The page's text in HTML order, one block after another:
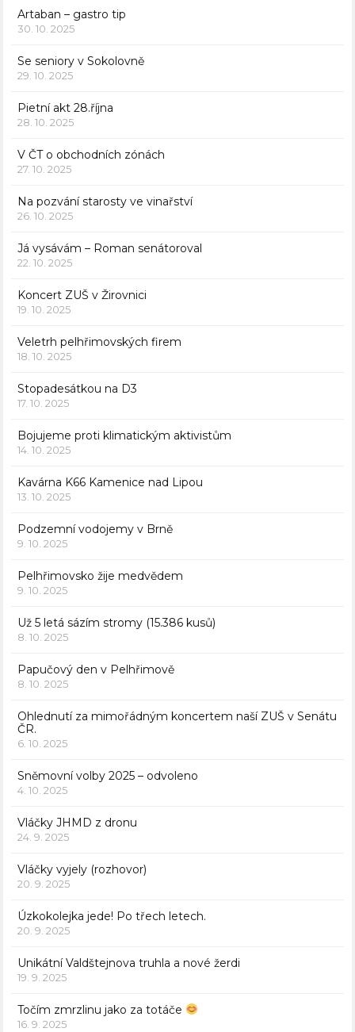
Artaban – gastro tip
30. 10. 2025
Se seniory v Sokolovně
29. 10. 2025
Pietní akt 28.října
28. 10. 2025
V ČT o obchodních zónách
27. 10. 2025
Na pozvání starosty ve vinařství
26. 10. 2025
Já vysávám – Roman senátoroval
22. 10. 2025
Koncert ZUŠ v Žirovnici
19. 10. 2025
Veletrh pelhřimovských firem
18. 10. 2025
Stopadesátkou na D3
17. 10. 2025
Bojujeme proti klimatickým aktivistům
14. 10. 2025
Kavárna K66 Kamenice nad Lipou
13. 10. 2025
Podzemní vodojemy v Brně
9. 10. 2025
Pelhřimovsko žije medvědem
9. 10. 2025
Už 5 letá sázím stromy (15.386 kusů)
8. 10. 2025
Papučový den v Pelhřimově
8. 10. 2025
Ohlednutí za mimořádným koncertem naší ZUŠ v Senátu
ČR.
6. 10. 2025
Sněmovní volby 2025 – odvoleno
4. 10. 2025
Vláčky JHMD z dronu
24. 9. 2025
Vláčky vyjely (rozhovor)
20. 9. 2025
Úzkokolejka jede! Po třech letech.
20. 9. 2025
Unikátní Valdštejnova truhla a nové žerdi
19. 9. 2025
Točím zmrzlinu jako za totáče
16. 9. 2025